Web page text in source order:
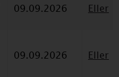
09.09.2026 Eller
09.09.2026 Eller